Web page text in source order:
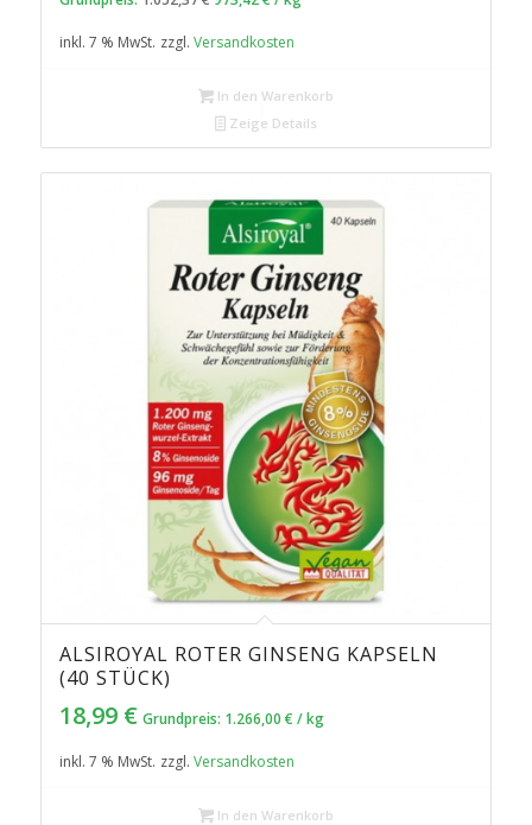
39,99 €
inkl. 7 % MwSt. zzgl. Versandkosten
In den Warenkorb
Zeige Details
5.00
ALSIROYAL ROTER GINSENG KAPSELN
(40 STÜCK)
18,99 € Grundpreis: 1.266,00 € /kg
inkl. 7 % MwSt. zzgl. Versandkosten
In den Warenkorb